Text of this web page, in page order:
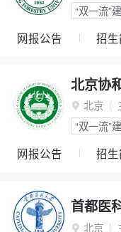
“双一流”
网报公告 招
北京协
 北京
“双一流”
网报公告 招
首都医
 北京